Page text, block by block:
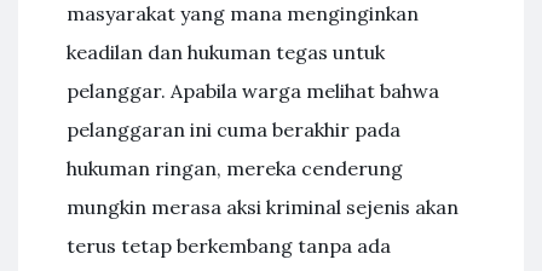
masyarakat yang mana menginginkan
keadilan dan hukuman tegas untuk
pelanggar. Apabila warga melihat bahwa
pelanggaran ini cuma berakhir pada
hukuman ringan, mereka cenderung
mungkin merasa aksi kriminal sejenis akan
terus tetap berkembang tanpa ada